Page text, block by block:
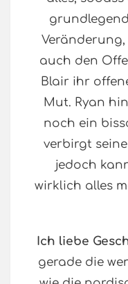
Veränderung,
auch den
Blair ihr
Mut. Ryan
noch ein
verbirgt seine
jedoch
wirklich alles
Ich liebe
gerade die